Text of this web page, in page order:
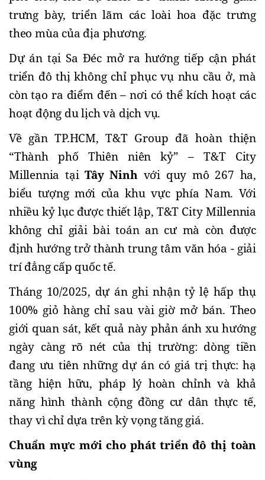
trưng bày, triển lãm các loài hoa đặc trưng
theo mùa của địa phương.
Dự án tại Sa Đéc mở ra hướng tiếp cận phát
triển đô thị không chỉ phục vụ nhu cầu ở, mà
còn tạo ra điểm đến – nơi có thể kích hoạt các
hoạt động du lịch và dịch vụ.
Về gần TP.HCM, T&T Group đã hoàn thiện
“Thành phố Thiên niên kỷ” – T&T City
Millennia tại Tây Ninh với quy mô 267 ha,
biểu tượng mới của khu vực phía Nam. Với
nhiều kỷ lục được thiết lập, T&T City Millennia
không chỉ giải bài toán an cư mà còn được
định hướng trở thành trung tâm văn hóa - giải
trí đẳng cấp quốc tế.
Tháng 10/2025, dự án ghi nhận tỷ lệ hấp thụ
100% giỏ hàng chỉ sau vài giờ mở bán. Theo
giới quan sát, kết quả này phản ánh xu hướng
ngày càng rõ nét của thị trường: dòng tiền
đang ưu tiên những dự án có giá trị thực: hạ
tầng hiện hữu, pháp lý hoàn chỉnh và khả
năng hình thành cộng đồng cư dân thực tế,
thay vì chỉ dựa trên kỳ vọng tăng giá.
Chuẩn mực mới cho phát triển đô thị toàn
vùng